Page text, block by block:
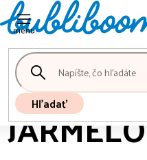
Prejsť
na
obsah
Hľadať
JARMELO